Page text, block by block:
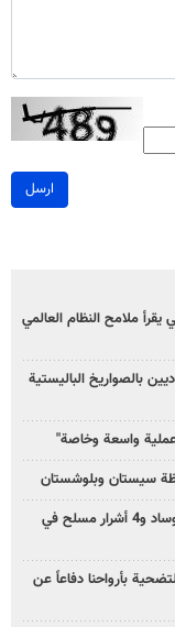
ارسل
ملامح النظام العالمي
بالصواريخ الباليستية
واسعة وخاصة"
سيستان وبلوشستان
وزارة الأمن الإيرانية: اعتقال 21 عميلاً للموساد و4 أشرار مسلح في
بأرواحنا دفاعاً عن